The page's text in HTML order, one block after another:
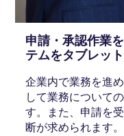
申請・承認作業
テムをタブレッ
企業内で業務を進
して業務について
す。また、申請を
断が求められます。